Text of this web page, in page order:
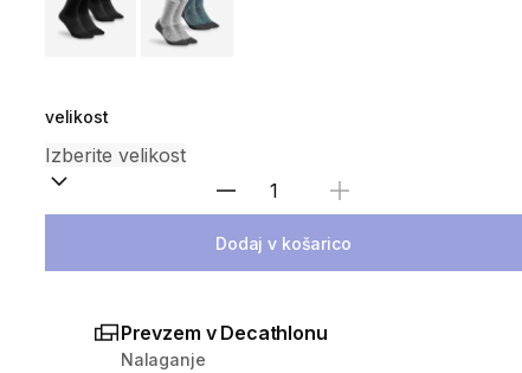
velikost
Izberite količino
Dodaj v košarico
Prevzem v Decathlonu
Nalaganje